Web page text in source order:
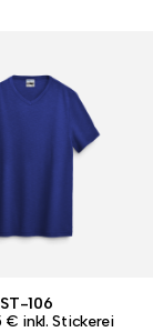
106
€ inkl. Stickerei